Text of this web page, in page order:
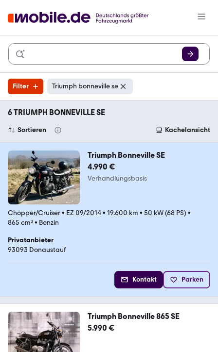
Filter Triumph bonneville se
6 TRIUMPH BONNEVILLE SE
Sortieren Kachelansicht
Triumph Bonneville SE
4.990 €
Verhandlungsbasis
Chopper/Cruiser• EZ 09/2014• 19.600 km • 50 kW (68 PS) •
865 cm³• Benzin
Privatanbieter
93093 Donaustauf
Kontakt Parken
Triumph Bonneville 865 SE
5.990 €